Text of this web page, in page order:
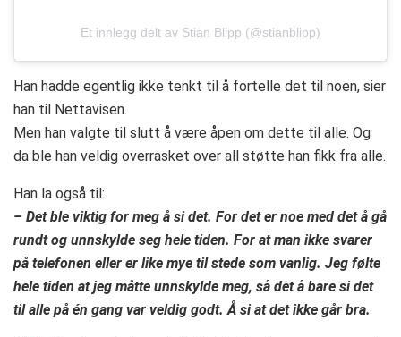
Et innlegg delt av Stian Blipp (@stianblipp)
Han hadde egentlig ikke tenkt til å fortelle det til noen, sier
han til Nettavisen.
Men han valgte til slutt å være åpen om dette til alle. Og
da ble han veldig overrasket over all støtte han fikk fra alle.
Han la også til:
– Det ble viktig for meg å si det. For det er noe med det å gå
rundt og unnskylde seg hele tiden. For at man ikke svarer
på telefonen eller er like mye til stede som vanlig. Jeg følte
hele tiden at jeg måtte unnskylde meg, så det å bare si det
til alle på én gang var veldig godt. Å si at det ikke går bra.